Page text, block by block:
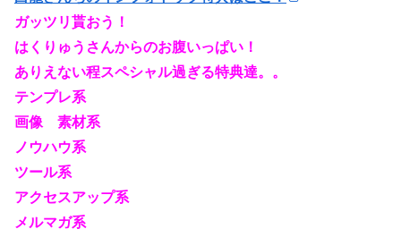
ガッツリ貰おう！
はくりゅうさんからのお腹いっぱい！
ありえない程スペシャル過ぎる特典達。。
テンプレ系
画像 素材系
ノウハウ系
ツール系
アクセスアップ系
メルマガ系